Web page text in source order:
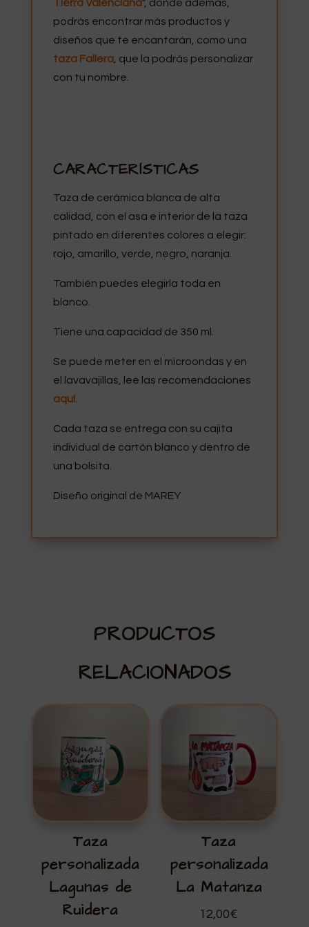
Tierra Valenciana", donde además,
podrás encontrar más productos y
diseños que te encantarán, como una
taza Fallera, que la podrás personalizar
con tu nombre.
CARACTERÍSTICAS
Taza de cerámica blanca de alta
calidad, con el asa e interior de la taza
pintado en diferentes colores a elegir:
rojo, amarillo, verde, negro, naranja.
También puedes elegirla toda en
blanco.
Tiene una capacidad de 350 ml.
Se puede meter en el microondas y en
el lavavajillas, lee las recomendaciones
aquí.
Cada taza se entrega con su cajita
individual de cartón blanco y dentro de
una bolsita.
Diseño original de MAREY
PRODUCTOS
RELACIONADOS
Taza
personalizada
Lagunas de
Ruidera
Taza
personalizada
La Matanza
12,00€